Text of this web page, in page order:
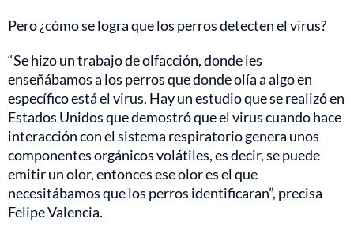
Pero ¿cómo se logra que los perros detecten el virus?
“Se hizo un trabajo de olfacción, donde les
enseñábamos a los perros que donde olía a algo en
específico está el virus. Hay un estudio que se realizó en
Estados Unidos que demostró que el virus cuando hace
interacción con el sistema respiratorio genera unos
componentes orgánicos volátiles, es decir, se puede
emitir un olor, entonces ese olor es el que
necesitábamos que los perros identificaran”, precisa
Felipe Valencia.